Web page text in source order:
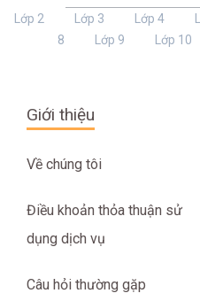
Lớp 2 Lớp 3 Lớp 4
8
Lớp 9 Lớp 10
Giới thiệu
Về chúng tôi
Điều khoản thỏa thuận sử
dụng dịch vụ
Câu hỏi thường gặp